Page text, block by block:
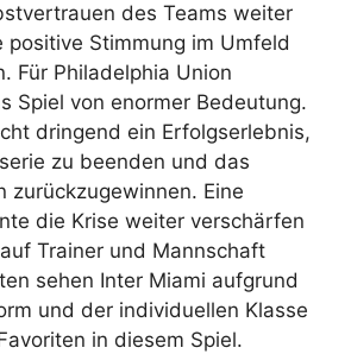
des Teams weiter
positive Stimmung im Umfeld
Für Philadelphia Union
Spiel von enormer Bedeutung.
dringend ein Erfolgserlebnis,
zu beenden und das
zurückzugewinnen. Eine
die Krise weiter verschärfen
Trainer und Mannschaft
sehen Inter Miami aufgrund
und der individuellen Klasse
in diesem Spiel.